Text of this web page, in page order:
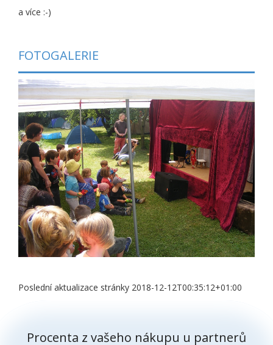
a více :-)
FOTOGALERIE
Poslední aktualizace stránky 2018-12-12T00:35:12+01:00
Procenta z vašeho nákupu u partnerů